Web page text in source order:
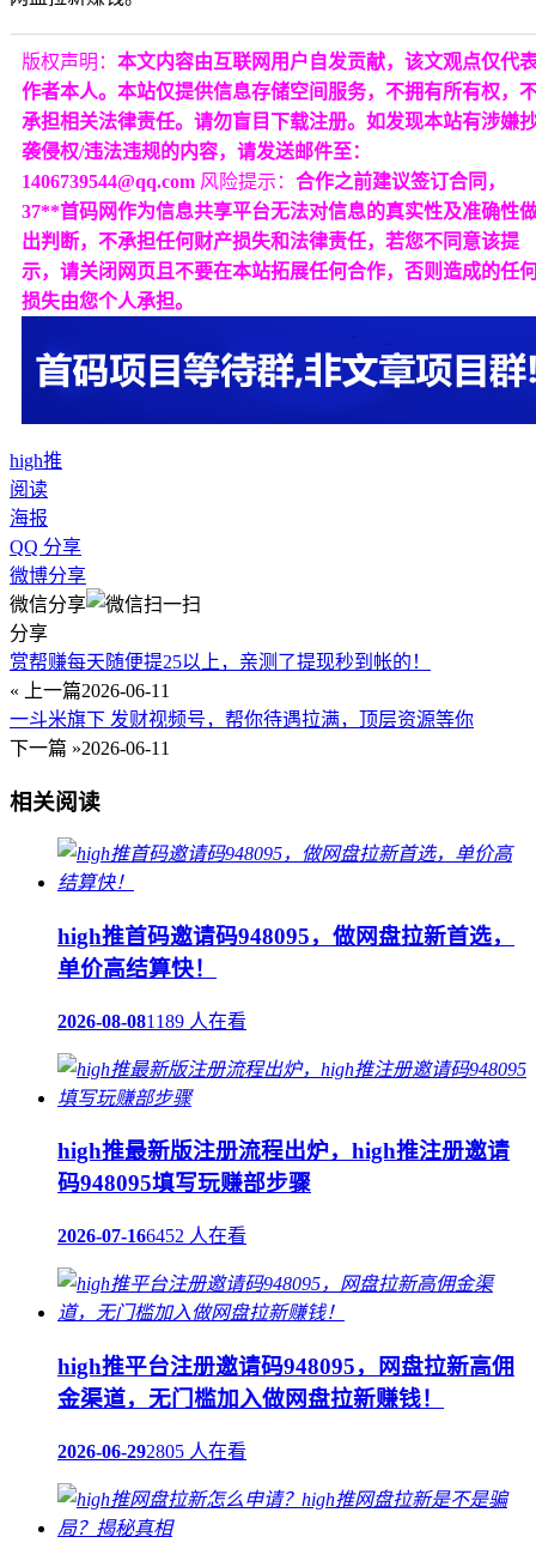
版权声明： 本文内容由互联网用户自发贡献，该文观点仅代
作者本人。本站仅提供信息存储空间服务，不拥有所有权，
承担相关法律责任。请勿盲目下载注册。如发现本站有涉嫌
袭侵权/违法违规的内容，请发送邮件至：
1406739544@qq.com 风险提示： 合作之前建议签订合同，
37**首码网作为信息共享平台无法对信息的真实性及准确性
出判断，不承担任何财产损失和法律责任，若您不同意该提
示，请关闭网页且不要在本站拓展任何合作，否则造成的任
损失由您个人承担。
high推
阅读
海报
QQ 分享
微博分享
微信分享
分享
赏帮赚每天随便提25以上，亲测了提现秒到帐的！
« 上一篇2026-06-11
一斗米旗下 发财视频号，帮你待遇拉满，顶层资源等你
下一篇 »2026-06-11
相关阅读
high推首码邀请码948095，做网盘拉新首选，
单价高结算快！
2026-08-081189 人在看
high推最新版注册流程出炉，high推注册邀请
码948095填写玩赚部步骤
2026-07-166452 人在看
high推平台注册邀请码948095，网盘拉新高佣
金渠道，无门槛加入做网盘拉新赚钱！
2026-06-292805 人在看